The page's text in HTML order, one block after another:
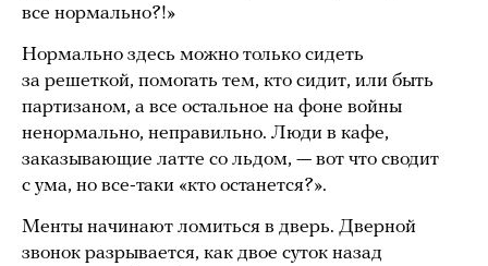
все нормально?!»
Нормально здесь можно только сидеть
за решеткой, помогать тем, кто сидит, или быть
партизаном, а все остальное на фоне войны
ненормально, неправильно. Люди в кафе,
заказывающие латте со льдом, — вот что сводит
с ума, но все-таки «кто останется?».
Менты начинают ломиться в дверь. Дверной
звонок разрывается, как двое суток назад